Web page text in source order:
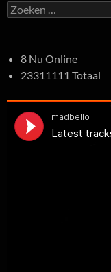
Zoeken
naar:
8 Nu Online
23311111 Totaal